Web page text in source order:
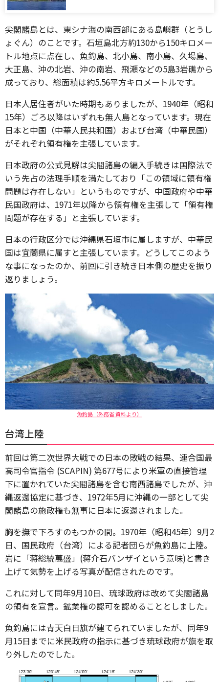
尖閣諸島とは、東シナ海の南西部にある島嶼群（とうし
ょぐん）のことです。石垣島北方約130から150キロメー
トル地点に点在し、魚釣島、北小島、南小島、久場島、
大正島、沖の北岩、沖の南岩、飛瀬などの5島3岩礁から
成っており、総面積は約5.56平方キロメートルです。
日本人居住者がいた時期もありましたが、1940年（昭和
15年）ごろ以降はいずれも無人島となっています。現在
日本と中国（中華人民共和国）および台湾（中華民国）
がそれぞれ領有権を主張しています。
日本政府の公式見解は尖閣諸島の編入手続きは国際法で
いう先占の法理手順を満たしており「この領域に領有権
問題は存在しない」というものですが、中国政府や中華
民国政府は、1971年以降から領有権を主張して「領有権
問題が存在する」と主張しています。
日本の行政区分では沖縄県石垣市に属しますが、中華民
国は宜蘭県に属すと主張しています。どうしてこのよう
な事になったのか、前回に引き続き日本側の歴史を振り
返りましょう。
魚釣島（外務省 資料より）
台湾上陸
前回は第二次世界大戦での日本の敗戦の結果、連合国最
高司令官指令 (SCAPIN) 第677号により米軍の直接管理
下に置かれていた尖閣諸島を含む南西諸島でしたが、沖
縄返還協定に基づき、1972年5月に沖縄の一部として尖
閣諸島の施政権も無事に日本に返還されました。
胸を撫で下ろすのもつかの間。1970年（昭和45年）9月2
日、国民政府（台湾）による記者団らが魚釣島に上陸。
岩に「蒋総統萬盛」(蒋介石バンザイという意味)と書き
上げて気勢を上げる写真が配信されたのです。
これに対して同年9月10日、琉球政府は改めて尖閣諸島
の領有を宣言。鉱業権の認可を認めることとしました。
魚釣島には青天白日旗が建てられていましたが、同年9
月15日までに米民政府の指示に基づき琉球政府が旗を取
り外したのでした。